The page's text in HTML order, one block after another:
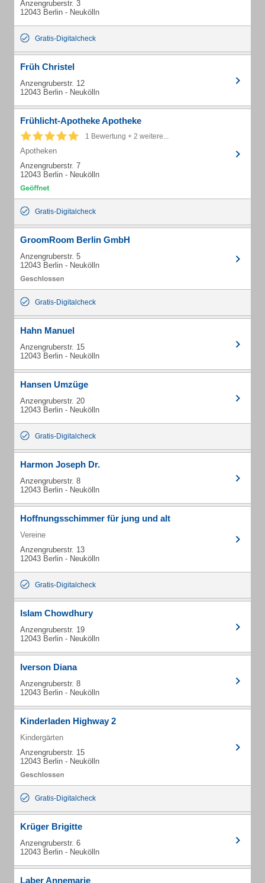
Anzengruberstr. 3
12043 Berlin - Neukölln
Gratis-Digitalcheck
Früh Christel
Anzengruberstr. 12
12043 Berlin - Neukölln
Frühlicht-Apotheke Apotheke
1 Bewertung + 2 weitere...
Apotheken
Anzengruberstr. 7
12043 Berlin - Neukölln
Gratis-Digitalcheck
GroomRoom Berlin GmbH
Anzengruberstr. 5
12043 Berlin - Neukölln
Gratis-Digitalcheck
Hahn Manuel
Anzengruberstr. 15
12043 Berlin - Neukölln
Hansen Umzüge
Anzengruberstr. 20
12043 Berlin - Neukölln
Gratis-Digitalcheck
Harmon Joseph Dr.
Anzengruberstr. 8
12043 Berlin - Neukölln
Hoffnungsschimmer für jung und alt
Vereine
Anzengruberstr. 13
12043 Berlin - Neukölln
Gratis-Digitalcheck
Islam Chowdhury
Anzengruberstr. 19
12043 Berlin - Neukölln
Iverson Diana
Anzengruberstr. 8
12043 Berlin - Neukölln
Kinderladen Highway 2
Kindergärten
Anzengruberstr. 15
12043 Berlin - Neukölln
Gratis-Digitalcheck
Krüger Brigitte
Anzengruberstr. 6
12043 Berlin - Neukölln
Laber Annemarie